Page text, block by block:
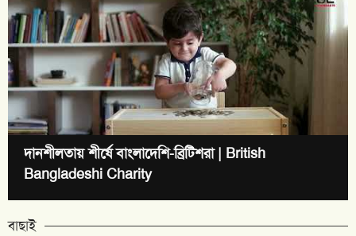
দানশীলতায় শীর্ষে বাংলাদেশি-ব্রিটিশরা | British
Bangladeshi Charity
বাছাই